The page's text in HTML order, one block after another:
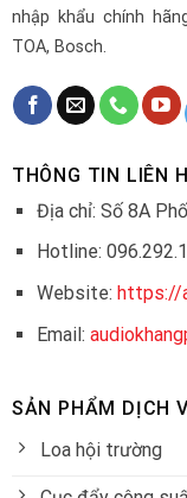
nhập khẩu chính
TOA, Bosch.
THÔNG TIN LIÊN
Địa chỉ: Số 8A
Hotline:
Website: https://
Email:
SẢN PHẨM DỊCH
Loa hội trường